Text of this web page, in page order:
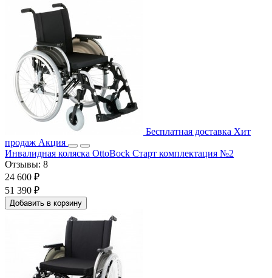
Бесплатная доставка Хит
продаж Акция
Инвалидная коляска OttoBock Старт комплектация №2
Отзывы: 8
24 600 ₽
51 390 ₽
Добавить в корзину